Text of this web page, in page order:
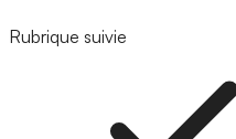
Rubrique suivie